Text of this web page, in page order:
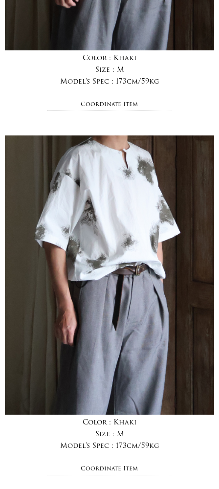
Color : Khaki
Size : M
Model's Spec : 173cm/59kg
Coordinate Item
Color : Khaki
Size : M
Model's Spec : 173cm/59kg
Coordinate Item